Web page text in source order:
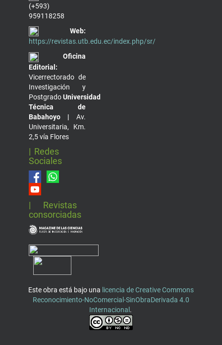
(+593)
959118258
Web:
https://revistas.utb.edu.ec/index.php/sr/
Oficina
Editorial:
Vicerrectorado de
Investigación y
PostgradoUniversidad
Técnica de
Babahoyo | Av.
Universitaria, Km.
2,5 vía Flores
| Redes
Sociales
| Revistas
consorciadas
Este obra está bajo una licencia de Creative Commons
Reconocimiento-NoComercial-SinObraDerivada 4.0
Internacional .